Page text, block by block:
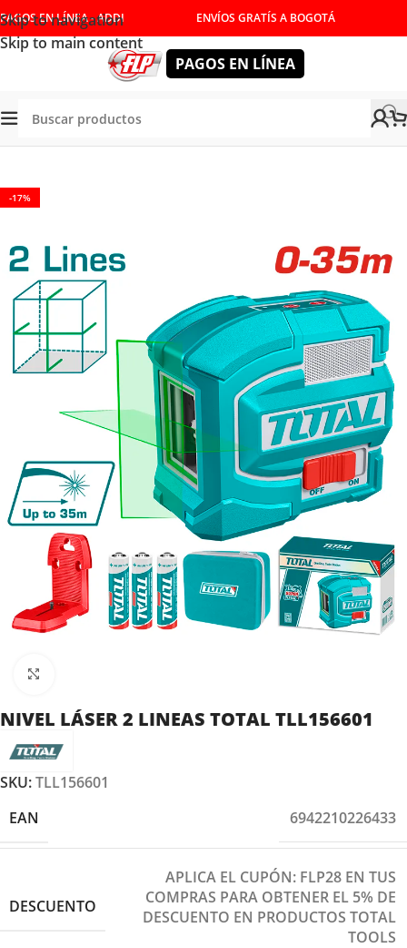
Skip to navigation
Skip to main content
PAGOS EN LÍNEA - ADDI ENVÍOS GRATÍS A BOGOTÁ
PAGOS EN LÍNEA
Tienda/HERRAMIENTAS DE MEDICIÓN
-17%
NIVEL LÁSER 2 LINEAS TOTAL TLL156601
SKU:TLL156601
EAN
6942210226433
DESCUENTO
APLICA EL CUPÓN: FLP28 EN TUS
COMPRAS PARA OBTENER EL 5% DE
DESCUENTO EN PRODUCTOS TOTAL
TOOLS